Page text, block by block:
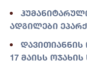
ადგილები
17 მაისს